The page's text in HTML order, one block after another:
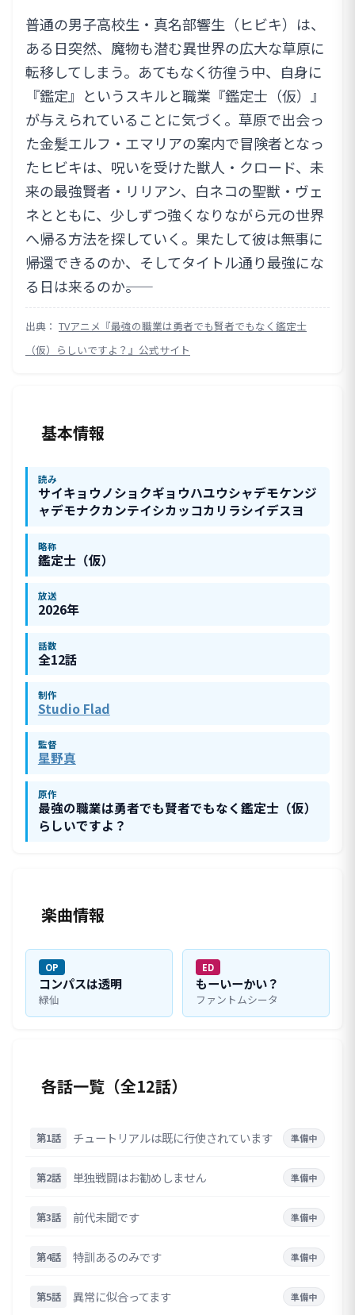
普通の男子高校生・真名部響生（ヒビキ）は、
ある日突然、魔物も潜む異世界の広大な草原に
転移してしまう。あてもなく彷徨う中、自身に
『鑑定』というスキルと職業『鑑定士（仮）』
が与えられていることに気づく。草原で出会っ
た金髪エルフ・エマリアの案内で冒険者となっ
たヒビキは、呪いを受けた獣人・クロード、未
来の最強賢者・リリアン、白ネコの聖獣・ヴェ
ネとともに、少しずつ強くなりながら元の世界
へ帰る方法を探していく。果たして彼は無事に
帰還できるのか、そしてタイトル通り最強にな
る日は来るのか――。
出典： TVアニメ『最強の職業は勇者でも賢者でもなく鑑定士
（仮）らしいですよ？』公式サイト
基本情報
読み
サイキョウノショクギョウハユウシャデモケンジ
ャデモナクカンテイシカッコカリラシイデスヨ
略称
鑑定士（仮）
放送
2026年
話数
全12話
制作
Studio Flad
監督
星野真
原作
最強の職業は勇者でも賢者でもなく鑑定士（仮）
らしいですよ？
楽曲情報
OP
コンパスは透明
緑仙
ED
もーいーかい？
ファントムシータ
各話一覧（全12話）
第1話 チュートリアルは既に行使されています 準備中
第2話 単独戦闘はお勧めしません 準備中
第3話 前代未聞です 準備中
第4話 特訓あるのみです 準備中
第5話 異常に似合ってます 準備中